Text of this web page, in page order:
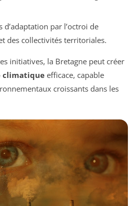
d’adaptation par l’octroi de
des collectivités territoriales.
initiatives, la Bretagne peut créer
climatique efficace, capable
croissants dans les